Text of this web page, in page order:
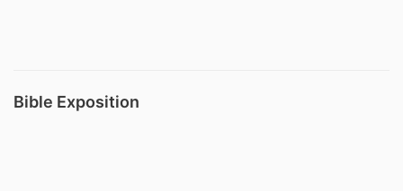
Bible Exposition